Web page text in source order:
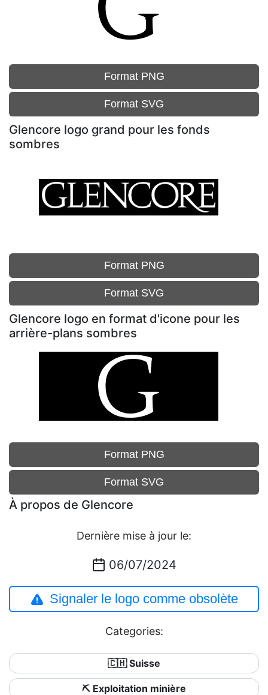
Format PNG
Format SVG
Glencore logo grand pour les fonds
sombres
Format PNG
Format SVG
Glencore logo en format d'icone pour les
arrière-plans sombres
Format PNG
Format SVG
À propos de Glencore
Dernière mise à jour le:
06/07/2024
Signaler le logo comme obsolète
Categories:
🇨🇭 Suisse
⛏️ Exploitation minière